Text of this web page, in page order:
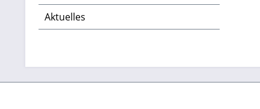
Aktuelles